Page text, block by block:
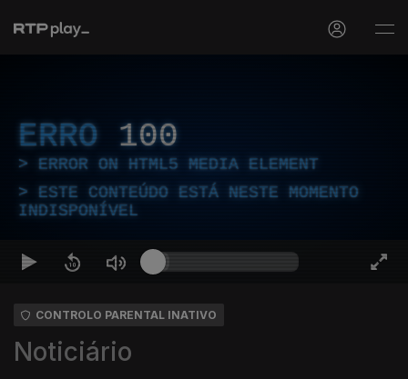
ERRO 100
ERROR ON HTML5 MEDIA ELEMENT
ESTE CONTEÚDO ESTÁ NESTE MOMENTO
INDISPONÍVEL
CONTROLO PARENTAL INATIVO
Noticiário